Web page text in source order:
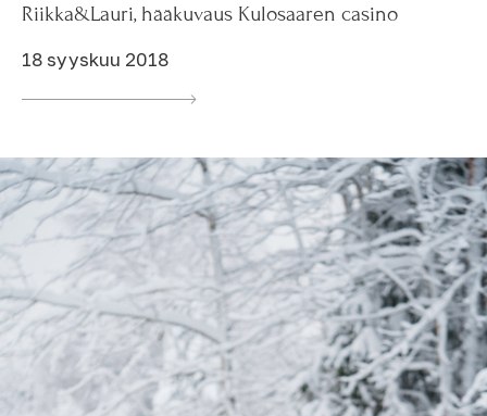
Riikka&Lauri, hääkuvaus Kulosaaren casino
18 syyskuu 2018